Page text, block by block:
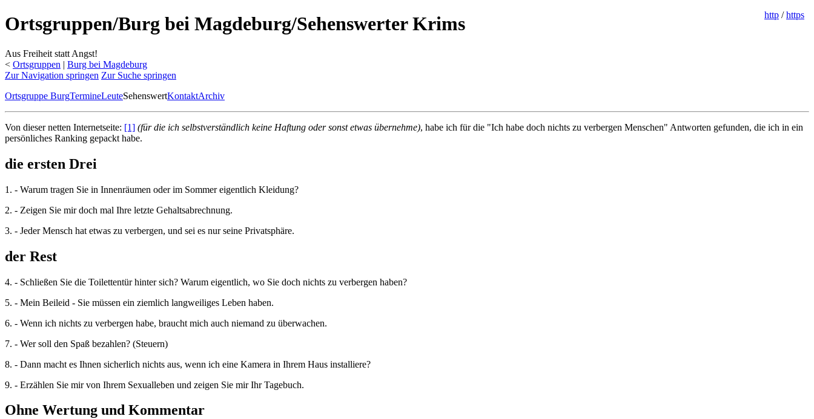
Ortsgruppen/Burg bei Magdeburg/Sehenswerter Krims
Aus Freiheit statt Angst!
< Ortsgruppen ‎ | Burg bei Magdeburg
Zur Navigation springen Zur Suche springen
http /https
Ortsgruppe BurgTermineLeuteSehenswertKontaktArchiv
Von dieser netten Internetseite: [1] (für die ich selbstverständlich keine Haftung oder sonst etwas übernehme), habe ich für die "Ich habe doch nichts zu verbergen Menschen" Antworten gefunden, die ich in ein
persönliches Ranking gepackt habe.
die ersten Drei
1. - Warum tragen Sie in Innenräumen oder im Sommer eigentlich Kleidung?
2. - Zeigen Sie mir doch mal Ihre letzte Gehaltsabrechnung.
3. - Jeder Mensch hat etwas zu verbergen, und sei es nur seine Privatsphäre.
der Rest
4. - Schließen Sie die Toilettentür hinter sich? Warum eigentlich, wo Sie doch nichts zu verbergen haben?
5. - Mein Beileid - Sie müssen ein ziemlich langweiliges Leben haben.
6. - Wenn ich nichts zu verbergen habe, braucht mich auch niemand zu überwachen.
7. - Wer soll den Spaß bezahlen? (Steuern)
8. - Dann macht es Ihnen sicherlich nichts aus, wenn ich eine Kamera in Ihrem Haus installiere?
9. - Erzählen Sie mir von Ihrem Sexualleben und zeigen Sie mir Ihr Tagebuch.
Ohne Wertung und Kommentar